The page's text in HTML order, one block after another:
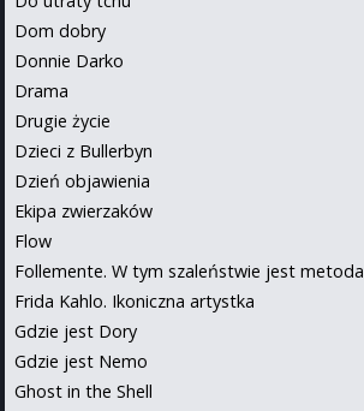
Dom dobry
Donnie Darko
Drama
Drugie życie
Dzieci z Bullerbyn
Dzień objawienia
Ekipa zwierzaków
Flow
Follemente. W tym szaleństwie jest metoda
Frida Kahlo. Ikoniczna artystka
Gdzie jest Dory
Gdzie jest Nemo
Ghost in the Shell